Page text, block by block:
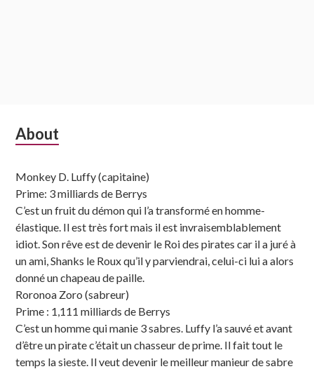
Subsidiary
About
Monkey D. Luffy (capitaine)
Prime: 3 milliards de Berrys
C’est un fruit du démon qui l’a transformé en homme-
élastique. Il est très fort mais il est invraisemblablement
idiot. Son rêve est de devenir le Roi des pirates car il a juré à
un ami, Shanks le Roux qu’il y parviendrai, celui-ci lui a alors
donné un chapeau de paille.
Roronoa Zoro (sabreur)
Prime : 1,111 milliards de Berrys
C’est un homme qui manie 3 sabres. Luffy l’a sauvé et avant
d’être un pirate c’était un chasseur de prime. Il fait tout le
temps la sieste. Il veut devenir le meilleur manieur de sabre